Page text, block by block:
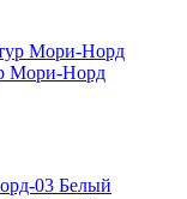
Мори-Норд